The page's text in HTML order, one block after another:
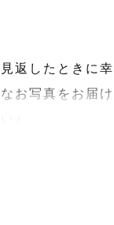
見返したときに
なお写真をお届